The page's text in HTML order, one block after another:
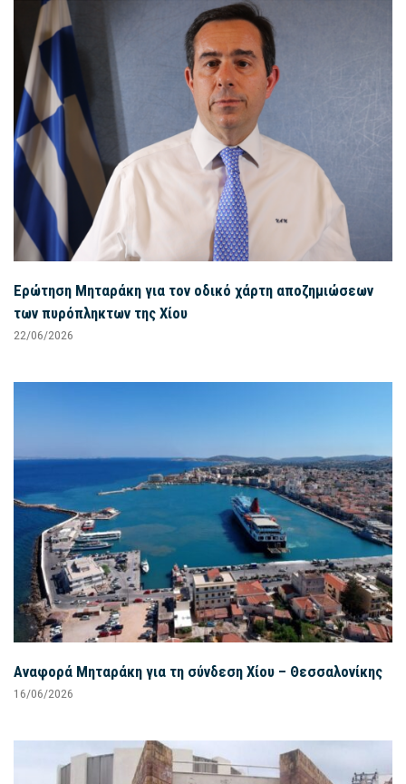
Ερώτηση Μηταράκη για τον οδικό χάρτη αποζημιώσεων
των πυρόπληκτων της Χίου
22/06/2026
Αναφορά Μηταράκη για τη σύνδεση Χίου – Θεσσαλονίκης
16/06/2026